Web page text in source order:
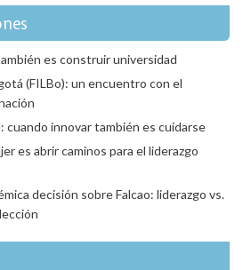
es construir universidad
(FILBo): un encuentro con el
cuando innovar también es cuidarse
es abrir caminos para el liderazgo
decisión sobre Falcao: liderazgo vs.